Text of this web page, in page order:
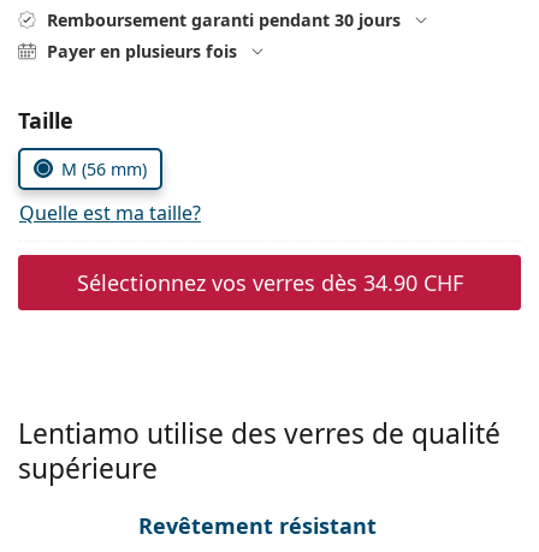
Toutes les marques
Persol
Remboursement garanti pendant 30 jours
Payer en plusieurs fois
Choisissez les paramètres
Taille
M (56 mm)
Quelle est ma taille?
Sélectionnez vos verres dès 34.90 CHF
Lentiamo utilise des verres de qualité
supérieure
Revêtement résistant